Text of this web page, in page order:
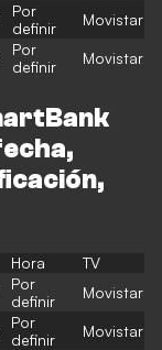
Por
definir
Movistar
Por
definir
Movistar
Hora
TV
Por
definir
Movistar
Por
definir
Movistar